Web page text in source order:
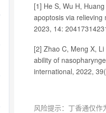
[1] He S, Wu H,
apoptosis via relieving
2023, 14:
[2] Zhao C, Meng X,
ability of
international, 2022,
风险提示：丁香通仅